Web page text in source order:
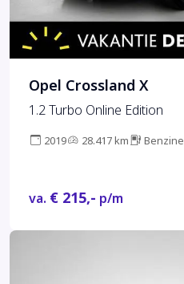
Opel Crossland X
1.2 Turbo Online Edition
2019 28.417 km Benzine
va. € 215,- p/m